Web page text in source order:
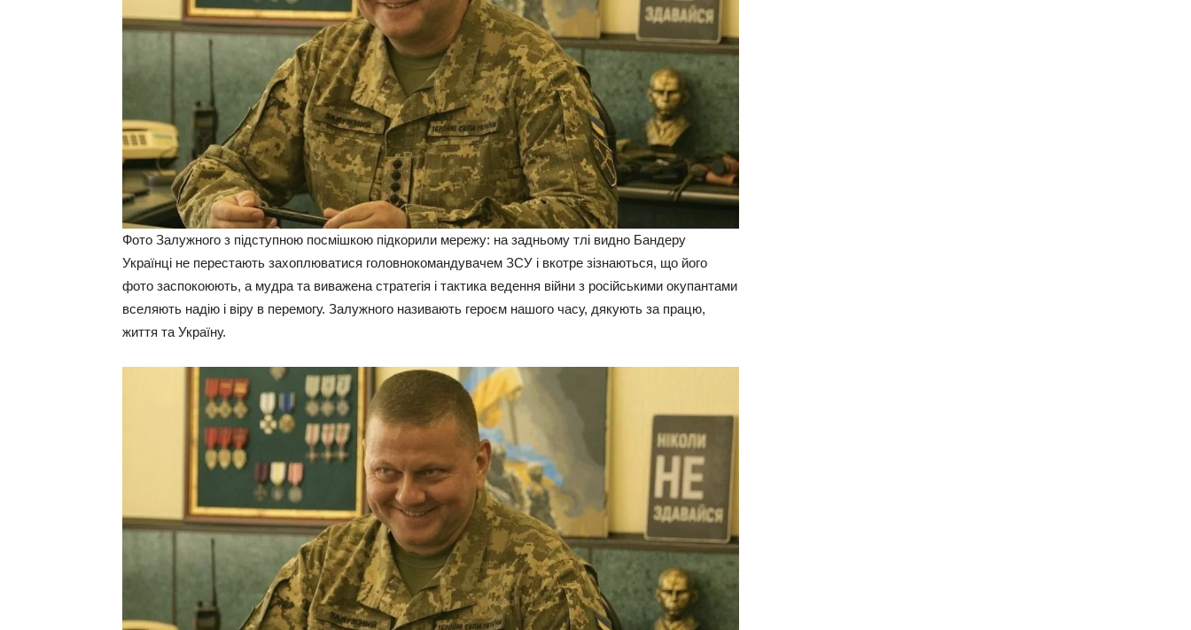
Фото Залужного з підступною посмішкою підкорили мережу: на задньому тлі видно Бандеру
Українці не перестають захоплюватися головнокомандувачем ЗСУ і вкотре зізнаються, що його
фото заспокоюють, а мудра та виважена стратегія і тактика ведення війни з російськими окупантами
вселяють надію і віру в перемогу. Залужного називають героєм нашого часу, дякують за працю,
життя та Україну.